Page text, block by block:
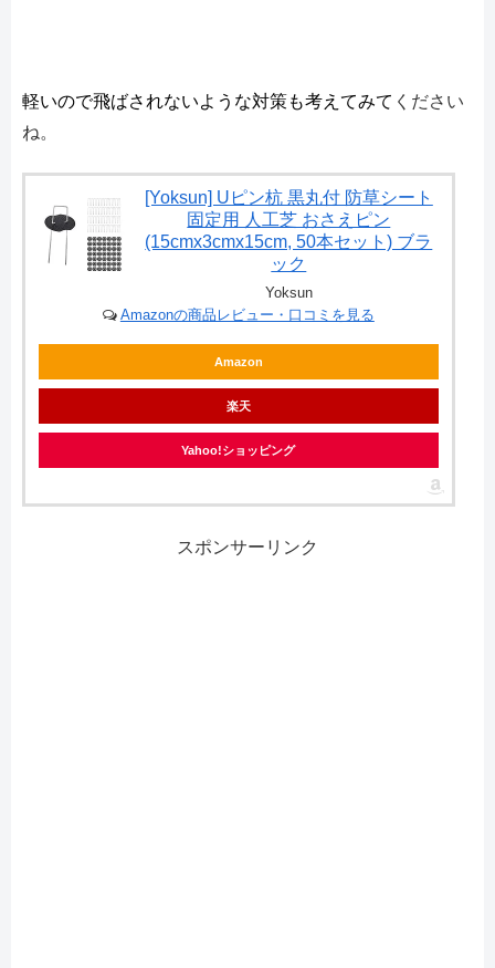
軽いので飛ばされないような対策も考えてみて ください
ね。
[Yoksun] Uピン杭 黒丸付 防草シート
固定用 人工芝 おさえピン
(15cmx3cmx15cm, 50本セット) ブラ
ック
Yoksun
Amazonの商品レビュー・口コミを見る
Amazon
楽天
Yahoo!ショッピング
スポンサーリンク